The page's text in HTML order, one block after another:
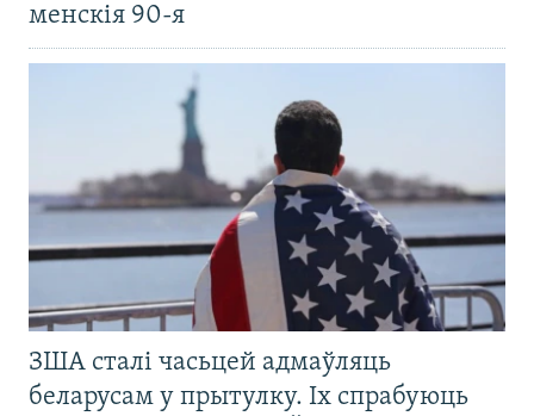
менскія 90-я
ЗША сталі часьцей адмаўляць
беларусам у прытулку. Іх спрабуюць